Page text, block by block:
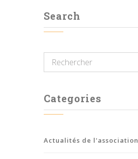
Search
Categories
Actualités de l'association